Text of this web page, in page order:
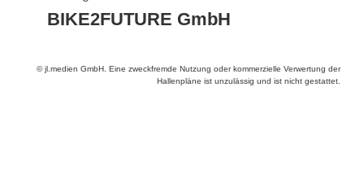
BIKE2FUTURE GmbH
© jl.medien GmbH. Eine zweckfremde Nutzung oder kommerzielle Verwertung der
Hallenpläne ist unzulässig und ist nicht gestattet.